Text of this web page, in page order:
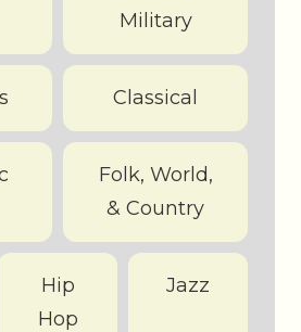
Military
Classical
Folk, World,
& Country
Hip
Hop
Jazz